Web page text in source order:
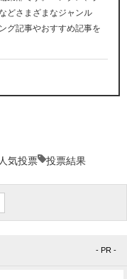
どさまざまなジャンル
グ記事やおすすめ記事を
人気投票 投票結果
- PR -